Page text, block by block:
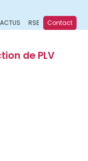
ACTUS RSE Contact
de PLV